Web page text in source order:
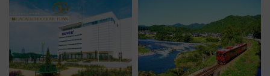
ん)」企画がスタート